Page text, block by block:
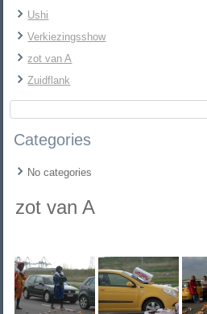
Ushi
Verkiezingsshow
zot van A
Zuidflank
Categories
No categories
zot van A